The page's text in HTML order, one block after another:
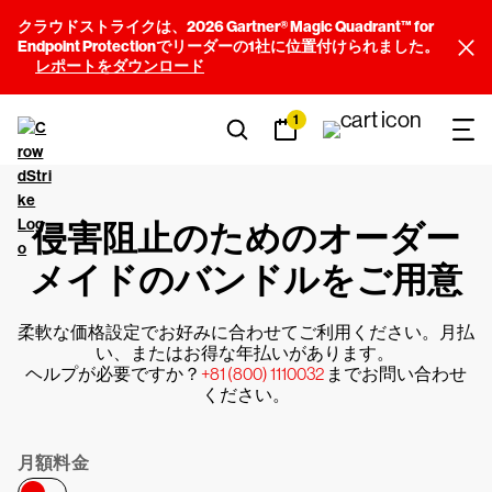
クラウドストライクは、2026 Gartner® Magic Quadrant™ for
Endpoint Protectionでリーダーの1社に位置付けられました。
レポートをダウンロード
1
侵害阻止のためのオーダー
メイドのバンドルをご用意
柔軟な価格設定でお好みに合わせてご利用ください。月払
い、またはお得な年払いがあります。
ヘルプが必要ですか？ +81 (800) 1110032 までお問い合わせ
ください。
月額料金